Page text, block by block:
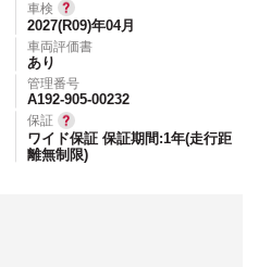
車検
2027(R09)年04月
車両評価書
あり
管理番号
A192-905-00232
保証
ワイド保証 保証期間:1年(走行距
離無制限)